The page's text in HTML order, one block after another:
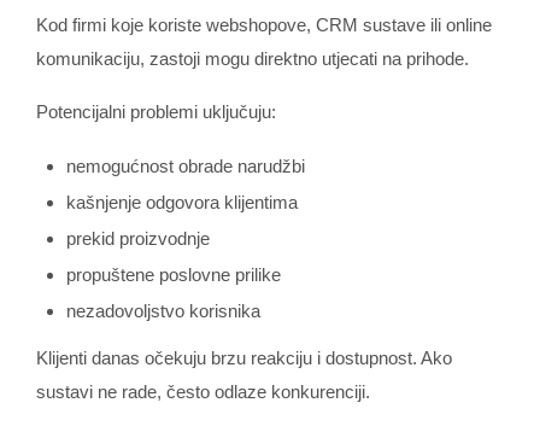
Kod firmi koje koriste webshopove, CRM sustave ili online
komunikaciju, zastoji mogu direktno utjecati na prihode.
Potencijalni problemi uključuju:
nemogućnost obrade narudžbi
kašnjenje odgovora klijentima
prekid proizvodnje
propuštene poslovne prilike
nezadovoljstvo korisnika
Klijenti danas očekuju brzu reakciju i dostupnost. Ako
sustavi ne rade, često odlaze konkurenciji.